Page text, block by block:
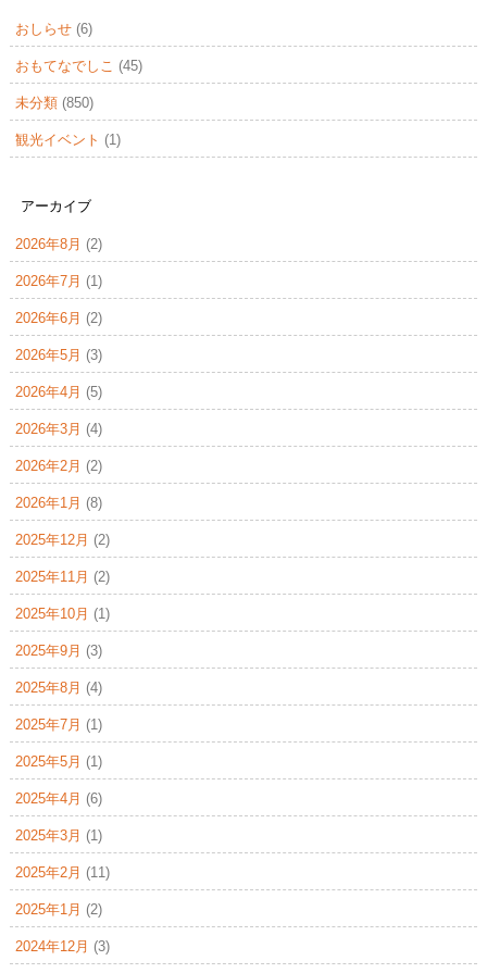
おしらせ(6)
おもてなでしこ (45)
未分類(850)
観光イベント (1)
アーカイブ
2026年8月 (2)
2026年7月 (1)
2026年6月 (2)
2026年5月 (3)
2026年4月 (5)
2026年3月 (4)
2026年2月 (2)
2026年1月 (8)
2025年12月 (2)
2025年11月 (2)
2025年10月 (1)
2025年9月 (3)
2025年8月 (4)
2025年7月 (1)
2025年5月 (1)
2025年4月 (6)
2025年3月 (1)
2025年2月 (11)
2025年1月 (2)
2024年12月 (3)